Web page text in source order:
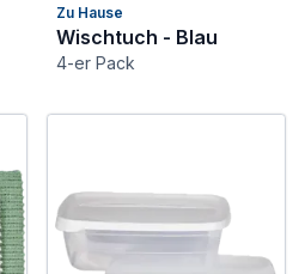
Zu Hause
Wischtuch - Blau
4-er Pack